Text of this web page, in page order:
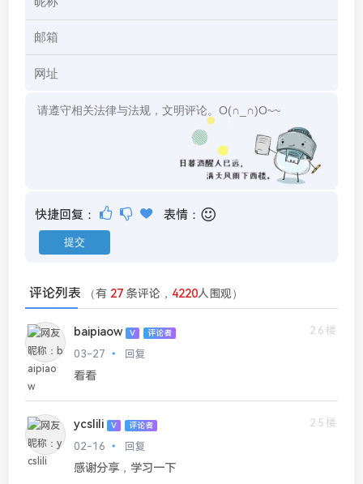
快捷回复： 表情：
评论列表 （有 27 条评论， 4220人围观）
baipiaow V 评论者
26楼
03-27
回复
看看
ycslili V 评论者
25楼
02-16
回复
感谢分享，学习一下